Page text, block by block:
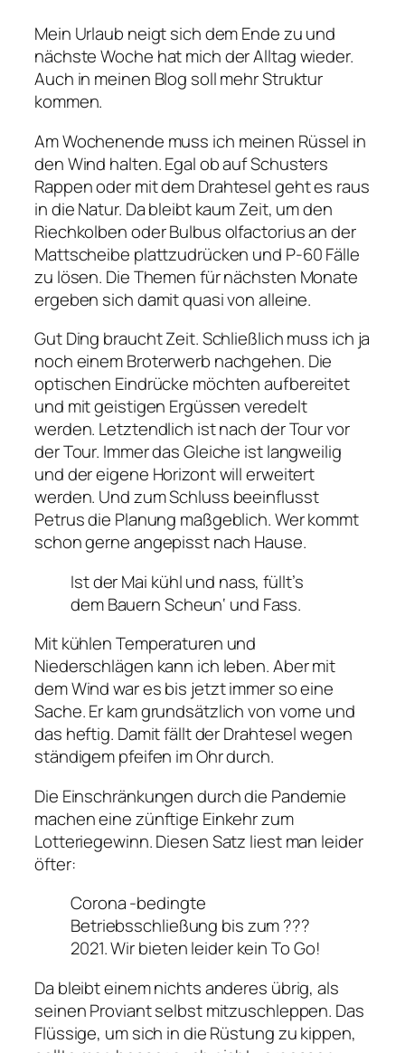
Mein Urlaub neigt sich dem Ende zu und
nächste Woche hat mich der Alltag wieder.
Auch in meinen Blog soll mehr Struktur
kommen.
Am Wochenende muss ich meinen Rüssel in
den Wind halten. Egal ob auf Schusters
Rappen oder mit dem Drahtesel geht es raus
in die Natur. Da bleibt kaum Zeit, um den
Riechkolben oder Bulbus olfactorius an der
Mattscheibe plattzudrücken und P-60 Fälle
zu lösen. Die Themen für nächsten Monate
ergeben sich damit quasi von alleine.
Gut Ding braucht Zeit. Schließlich muss ich ja
noch einem Broterwerb nachgehen. Die
optischen Eindrücke möchten aufbereitet
und mit geistigen Ergüssen veredelt
werden. Letztendlich ist nach der Tour vor
der Tour. Immer das Gleiche ist langweilig
und der eigene Horizont will erweitert
werden. Und zum Schluss beeinflusst
Petrus die Planung maßgeblich. Wer kommt
schon gerne angepisst nach Hause.
Ist der Mai kühl und nass, füllt’s
dem Bauern Scheun‘ und Fass.
Mit kühlen Temperaturen und
Niederschlägen kann ich leben. Aber mit
dem Wind war es bis jetzt immer so eine
Sache. Er kam grundsätzlich von vorne und
das heftig. Damit fällt der Drahtesel wegen
ständigem pfeifen im Ohr durch.
Die Einschränkungen durch die Pandemie
machen eine zünftige Einkehr zum
Lotteriegewinn. Diesen Satz liest man leider
öfter:
Corona -bedingte
Betriebsschließung bis zum ???
2021. Wir bieten leider kein To Go!
Da bleibt einem nichts anderes übrig, als
seinen Proviant selbst mitzuschleppen. Das
Flüssige, um sich in die Rüstung zu kippen,